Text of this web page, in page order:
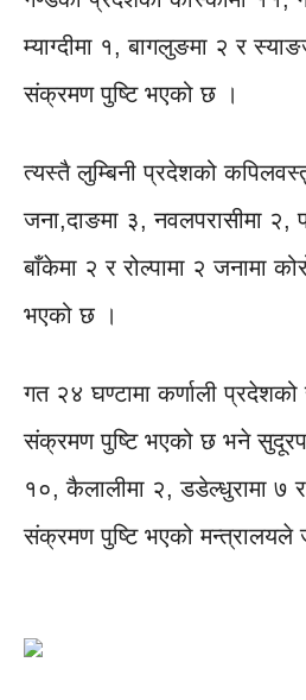
म्याग्दीमा १, बागलुङमा २ र
संक्रमण पुष्टि भएको छ ।
त्यस्तै लुम्बिनी प्रदेशको
जना,दाङमा ३, नवलपरासीमा २,
बाँकेमा २ र रोल्पामा २ जनामा
भएको छ ।
गत २४ घण्टामा कर्णाली प्रदेशको
संक्रमण पुष्टि भएको छ भने
१०, कैलालीमा २, डडेल्धुरामा ७
संक्रमण पुष्टि भएको मन्त्रालयले